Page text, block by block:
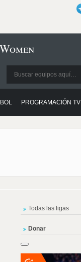
PROGRAMACIÓN TV
Todas las ligas
Donar